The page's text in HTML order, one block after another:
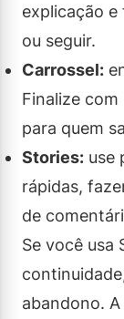
explicação
ou seguir.
Carrossel:
Finalize
para quem
Stories: use
rápidas,
de
Se você usa
abandono.